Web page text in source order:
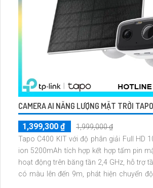
CAMERA AI NĂNG LƯỢNG MẶT TRỜI
1,399,300 ₫
1,999,000 ₫
Tapo C400 KIT với độ phân giải Full HD
ion 5200mAh tích hợp kết hợp tấm pin
hoạt động trên băng tần 2,4 GHz, hỗ trợ
có màu lên đến 9m, phát hiện chuyển